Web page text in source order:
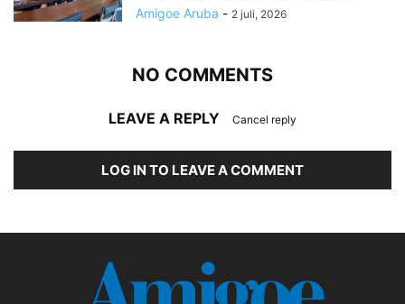
Amigoe Aruba - 2 juli, 2026
NO COMMENTS
LEAVE A REPLY Cancel reply
LOG IN TO LEAVE A COMMENT